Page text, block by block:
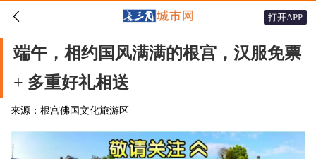
 打开APP
端午，相约国风满满的根宫，汉服免票
+ 多重好礼相送
来源：根宫佛国文化旅游区